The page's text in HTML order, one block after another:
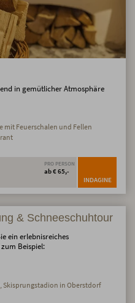
in gemütlicher Atmosphäre
mit Feuerschalen und Fellen
PRO PERSON
ab € 65,-
INDAGINE
& Schneeschuhtour
ein erlebnisreiches
Beispiel:
Skisprungstadion in Oberstdorf